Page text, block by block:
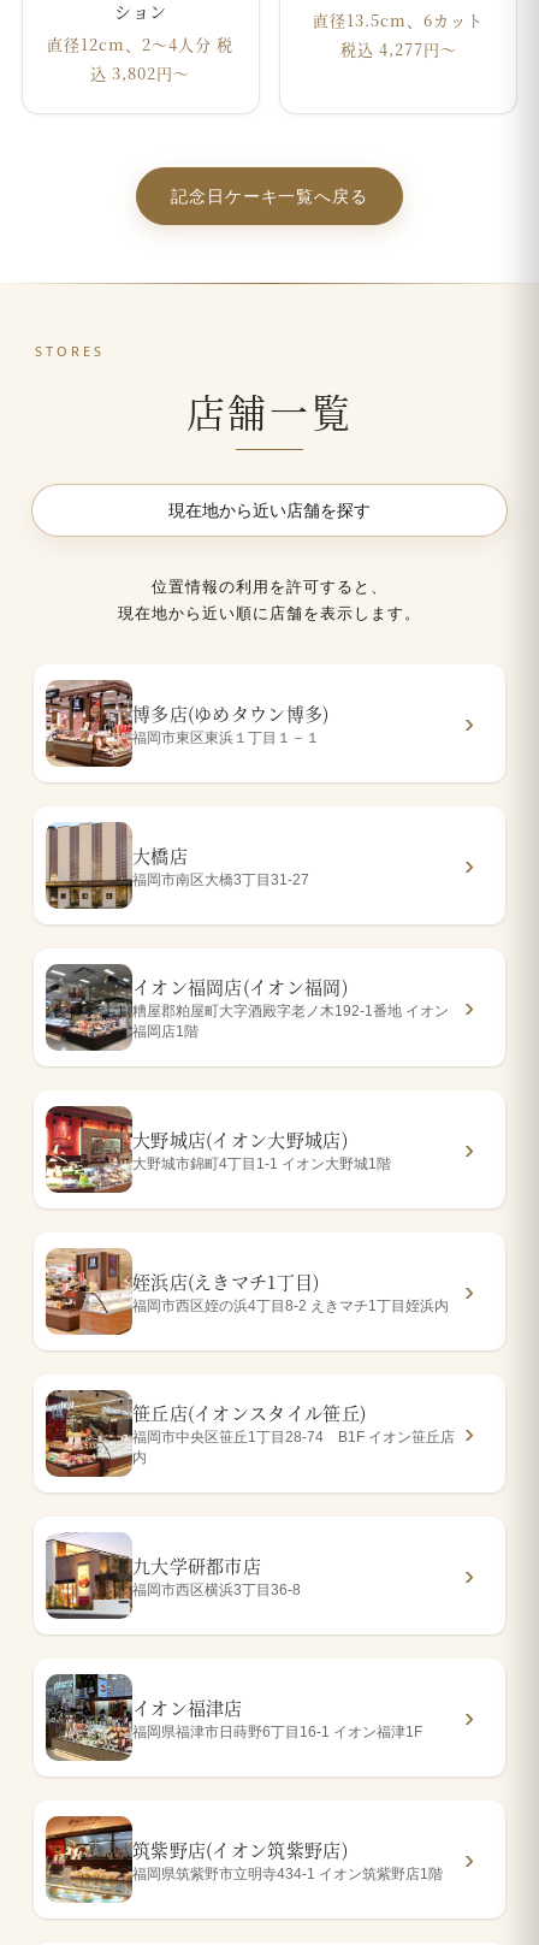
ション
直径12cm、2～4人分 税
込 3,802円〜
直径13.5cm、6カット
税込 4,277円〜
記念日ケーキ一覧へ戻る
STORES
店舗一覧
現在地から近い店舗を探す
位置情報の利用を許可すると、
現在地から近い順に店舗を表示します。
博多店(ゆめタウン博多)
福岡市東区東浜１丁目１－１
大橋店
福岡市南区大橋3丁目31-27
イオン福岡店(イオン福岡)
糟屋郡粕屋町大字酒殿字老ノ木192-1番地 イオン
福岡店1階
大野城店(イオン大野城店)
大野城市錦町4丁目1-1 イオン大野城1階
姪浜店(えきマチ1丁目)
福岡市西区姪の浜4丁目8-2 えきマチ1丁目姪浜内
笹丘店(イオンスタイル笹丘)
福岡市中央区笹丘1丁目28-74 B1F イオン笹丘店
内
九大学研都市店
福岡市西区横浜3丁目36-8
イオン福津店
福岡県福津市日蒔野6丁目16-1 イオン福津1F
筑紫野店(イオン筑紫野店)
福岡県筑紫野市立明寺434-1 イオン筑紫野店1階